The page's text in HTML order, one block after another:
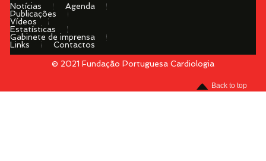
Notícias
Agenda
Publicações
Vídeos
Estatísticas
Gabinete de imprensa
Links
Contactos
© 2021 Fundação Portuguesa Cardiologia
Back to top